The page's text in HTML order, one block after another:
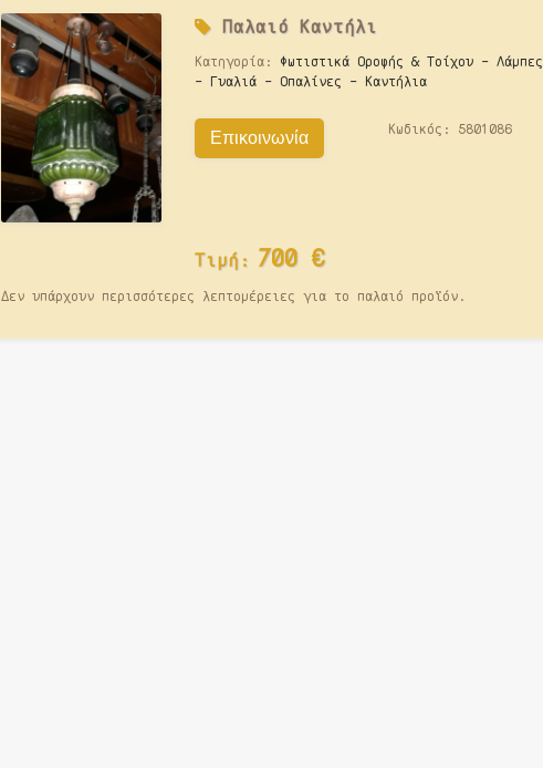
ΠαλαιόΚαντήλι
Κατηγορία: Φωτιστικά Οροφής & Τοίχου - Λάμπες
- Γυαλιά - Οπαλίνες - Καντήλια
Κωδικός: 5801086
Επικοινωνία
Τιμή: 700€
Δεν υπάρχουν περισσότερες λεπτομέρειες για το παλαιό προϊόν.